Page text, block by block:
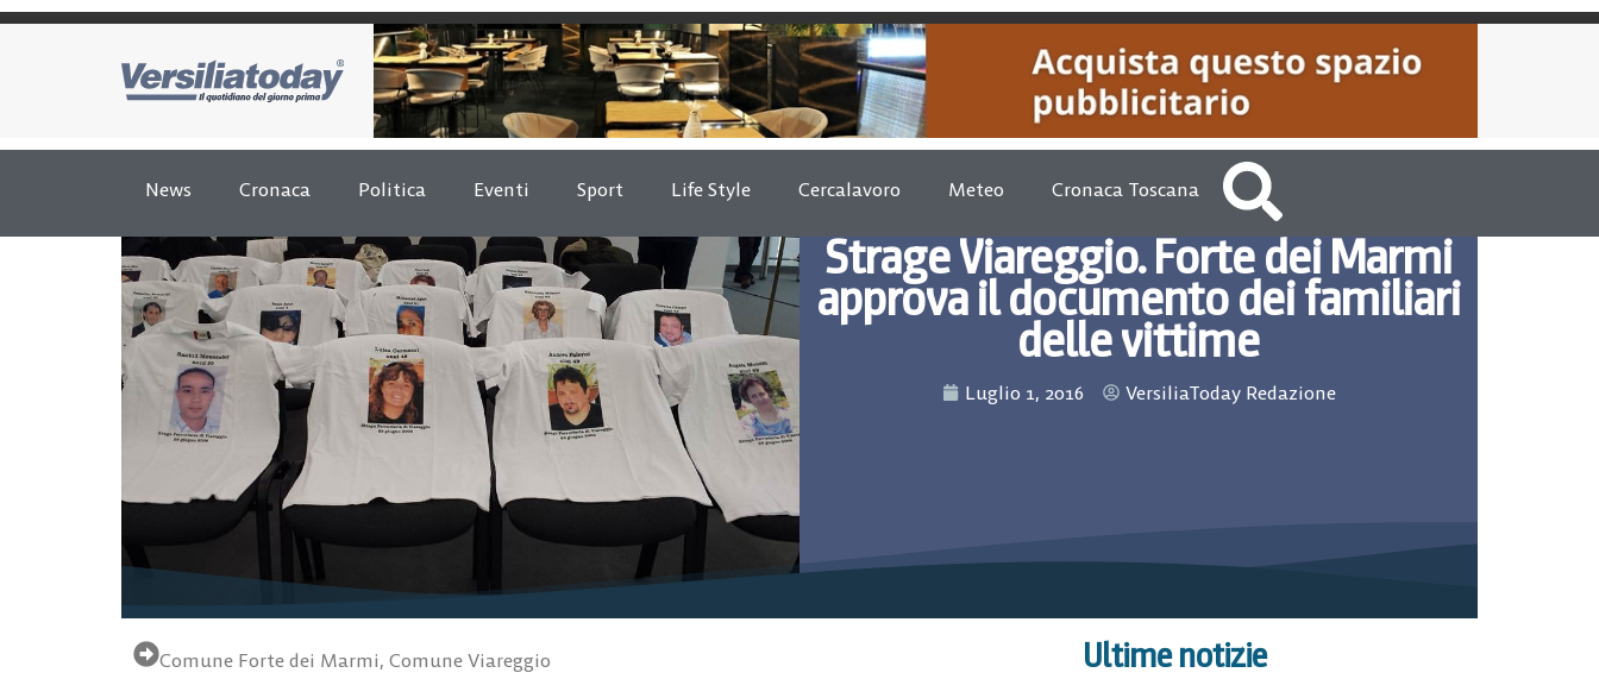
News Cronaca Politica Eventi Sport Life Style Cercalavoro Meteo Cronaca Toscana
Strage Viareggio. Forte dei Marmi
approva il documento dei familiari
delle vittime
Luglio 1, 2016 VersiliaToday Redazione
Comune Forte dei Marmi, Comune Viareggio
Ultime notizie